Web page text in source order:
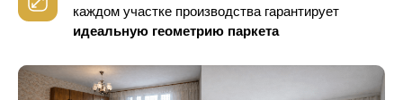
каждом участке производства гарантирует
идеальную геометрию паркета